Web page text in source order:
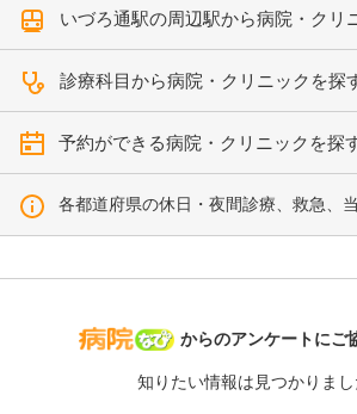
いづろ通駅の周辺駅から病院・クリ
診療科目から病院・クリニックを探
予約ができる病院・クリニックを探
各都道府県の休日・夜間診療、救急、
病院なび
からのアンケートにご
知りたい情報は見つかりま